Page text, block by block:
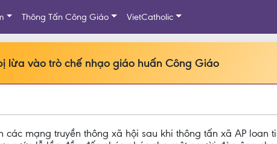
Thông Tấn Công Giáo VietCatholic
lừa vào trò chế nhạo giáo huấn Công Giáo
mạng truyền thông xã hội sau khi thông tấn xã AP loan